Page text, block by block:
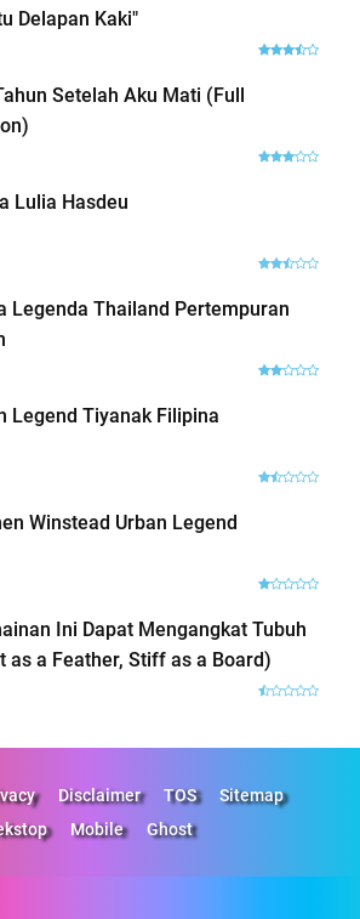
Delapan Kaki"
Setelah Aku Mati (Full
Lulia Hasdeu
Legenda Thailand Pertempuran
Legend Tiyanak Filipina
Winstead Urban Legend
Ini Dapat Mengangkat Tubuh
as a Feather, Stiff as a Board)
Disclaimer TOS
Sitemap
Mobile Ghost